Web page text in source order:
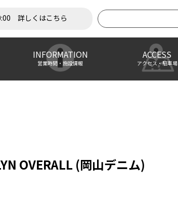
詳しくはこちら
INFORMATION
営業時間・施設情報
ACCESS
アクセス・駐車場
OVERALL (岡山デニム)